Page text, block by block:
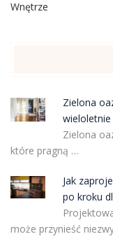
Wnętrze
Zielona
Zielona
które pragną …
Jak
po kroku
może przynieść